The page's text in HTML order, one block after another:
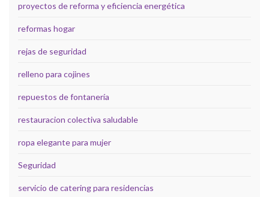
proyectos de reforma y eficiencia energética
reformas hogar
rejas de seguridad
relleno para cojines
repuestos de fontanería
restauracion colectiva saludable
ropa elegante para mujer
Seguridad
servicio de catering para residencias